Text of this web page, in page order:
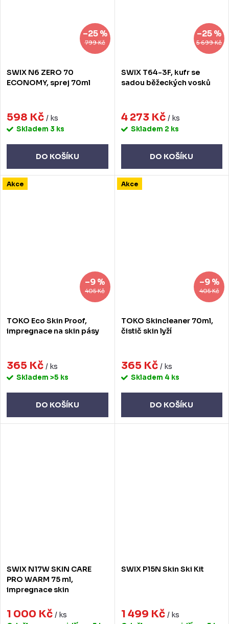
799 Kč
–25 %
SWIX N6 ZERO 70
ECONOMY, sprej 70ml
598 Kč / ks
Skladem 3 ks
DO KOŠÍKU
5 699 Kč
–25 %
SWIX T64-3F, kufr se
sadou běžeckých vosků
4 273 Kč / ks
Skladem 2 ks
DO KOŠÍKU
Akce
405 Kč
–9 %
TOKO Eco Skin Proof,
impregnace na skin pásy
365 Kč / ks
Skladem >5 ks
DO KOŠÍKU
Akce
405 Kč
–9 %
TOKO Skincleaner 70ml,
čistič skin lyží
365 Kč / ks
Skladem 4 ks
DO KOŠÍKU
SWIX N17W SKIN CARE
PRO WARM 75 ml,
impregnace skin
1 000 Kč / ks
SWIX P15N Skin Ski Kit
1 499 Kč / ks